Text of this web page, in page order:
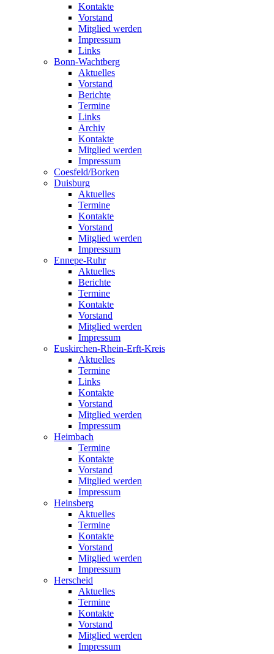
Kontakte
Vorstand
Mitglied werden
Impressum
Links
Bonn-Wachtberg
Aktuelles
Vorstand
Berichte
Termine
Links
Archiv
Kontakte
Mitglied werden
Impressum
Coesfeld/Borken
Duisburg
Aktuelles
Termine
Kontakte
Vorstand
Mitglied werden
Impressum
Ennepe-Ruhr
Aktuelles
Berichte
Termine
Kontakte
Vorstand
Mitglied werden
Impressum
Euskirchen-Rhein-Erft-Kreis
Aktuelles
Termine
Links
Kontakte
Vorstand
Mitglied werden
Impressum
Heimbach
Termine
Kontakte
Vorstand
Mitglied werden
Impressum
Heinsberg
Aktuelles
Termine
Kontakte
Vorstand
Mitglied werden
Impressum
Herscheid
Aktuelles
Termine
Kontakte
Vorstand
Mitglied werden
Impressum